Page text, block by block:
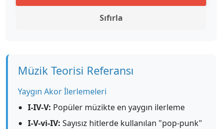
Sıfırla
Müzik Teorisi Referansı
Yaygın Akor İlerlemeleri
I-IV-V: Popüler müzikte en yaygın ilerleme
I-V-vi-IV: Sayısız hitlerde kullanılan "pop-punk"